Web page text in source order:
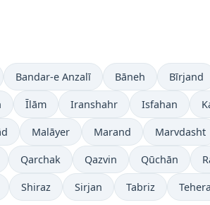
Bandar-e Anzalī Bāneh Bīrjand
Īlām Iranshahr Isfahan
Malāyer Marand Marvdasht
Qarchak Qazvin Qūchān
Shiraz Sirjan Tabriz